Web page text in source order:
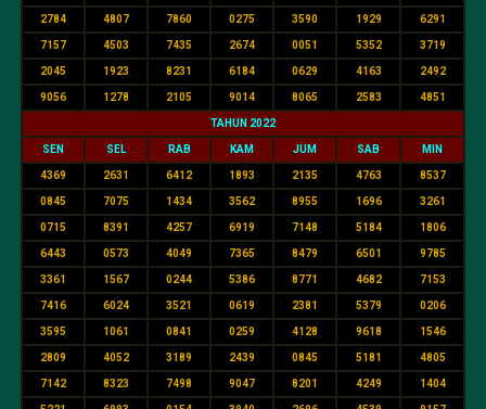
2784 4807 7860 0275 3590 1929 6291
7157 4503 7435 2674 0051 5352 3719
2045 1923 8231 6184 0629 4163 2492
9056 1278 2105 9014 8065 2583 4851
TAHUN 2022
SEN SEL RAB KAM JUM SAB MIN
4369 2631 6412 1893 2135 4763 8537
0845 7075 1434 3562 8955 1696 3261
0715 8391 4257 6919 7148 5184 1806
6443 0573 4049 7365 8479 6501 9785
3361 1567 0244 5386 8771 4682 7153
7416 6024 3521 0619 2381 5379 0206
3595 1061 0841 0259 4128 9618 1546
2809 4052 3189 2439 0845 5181 4805
7142 8323 7498 9047 8201 4249 1404